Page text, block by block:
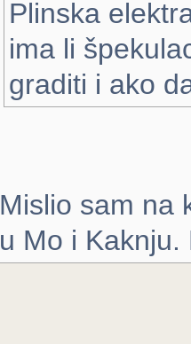
Plinska
ima li
graditi i ako
Mislio sam na
u Mo i Kaknju.